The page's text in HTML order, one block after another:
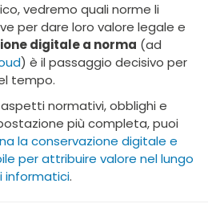
vedremo quali norme li
per dare loro valore legale e
digitale a norma (ad
) è il passaggio decisivo per
tempo.
normativi, obblighi e
più completa, puoi
la conservazione digitale e
per attribuire valore nel lungo
informatici.